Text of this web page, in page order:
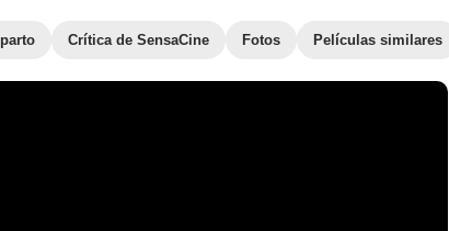
Crítica de SensaCine Fotos Películas similares